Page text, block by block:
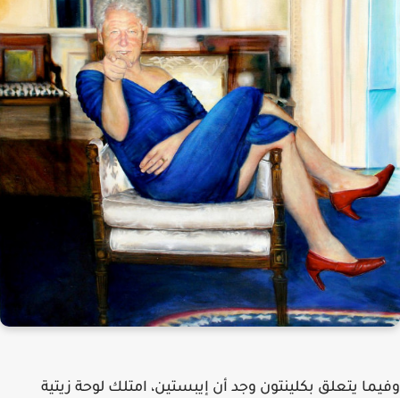
وفيما يتعلق بكلينتون وجد أن إيبستين، امتلك لوحة زيتية